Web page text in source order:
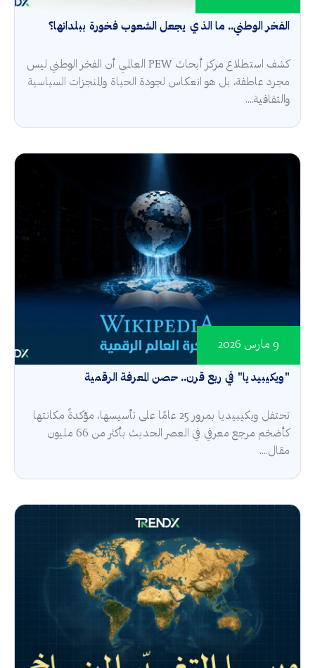
الفخر الوطني.. ما الذي يجعل الشعوب فخورة ببلدانها؟
كشف استطلاع مركز أبحاث PEW العالمي أن الفخر الوطني ليس
مجرد عاطفة، بل هو انعكاس لجودة الحياة والمنجزات السياسية
والثقافية....
"ويكيبيديا" في ربع قرن.. حصن المعرفة الرقمية
9 مارس 2026
تحتفل ويكيبيديا بمرور 25 عامًا على تأسيسها، مؤكدةً مكانتها
كأضخم مرجع معرفي في العصر الحديث بأكثر من 66 مليون
مقال....